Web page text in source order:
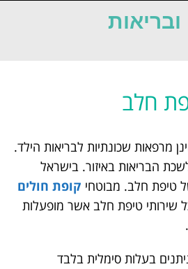
חלב
מרפאות שכונתיות לבריאות הילד.
הבריאות באיזור. בישראל
טיפת חלב. מבוטחי קופת חולים
שירותי טיפת חלב אשר מופעלות
בעלות סימלית בלבד